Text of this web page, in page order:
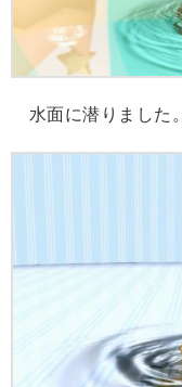
水面に潜りました。